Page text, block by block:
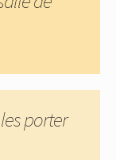
porter